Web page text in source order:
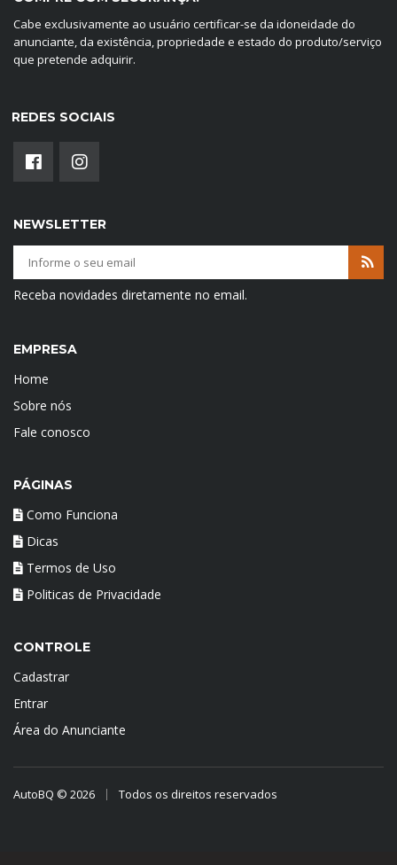
Cabe exclusivamente ao usuário certificar-se da idoneidade do
anunciante, da existência, propriedade e estado do produto/serviço
que pretende adquirir.
REDES SOCIAIS
NEWSLETTER
Receba novidades diretamente no email.
EMPRESA
Home
Sobre nós
Fale conosco
PÁGINAS
Como Funciona
Dicas
Termos de Uso
Politicas de Privacidade
CONTROLE
Cadastrar
Entrar
Área do Anunciante
AutoBQ © 2026 Todos os direitos reservados